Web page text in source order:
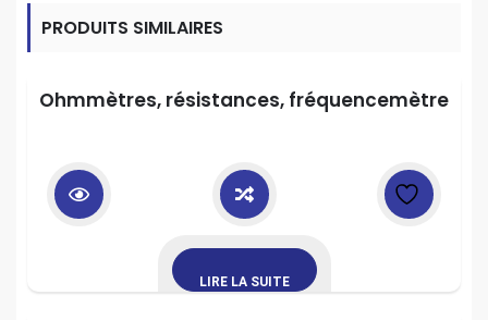
PRODUITS SIMILAIRES
Ohmmètres, résistances, fréquencemètre
LIRE LA SUITE